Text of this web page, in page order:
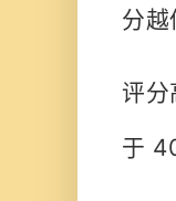
分越
评
于